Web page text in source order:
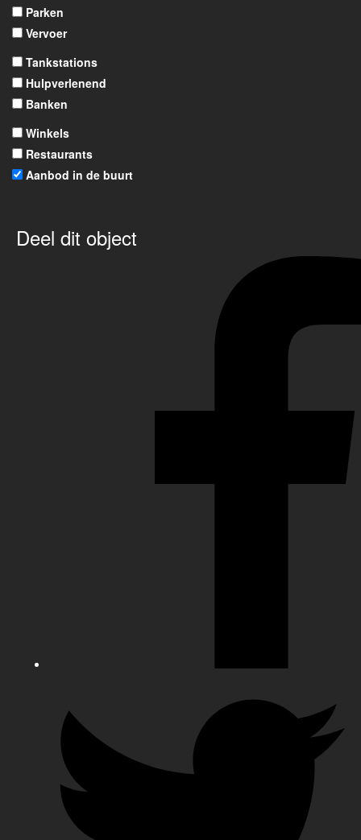
Parken
Vervoer
Tankstations
Hulpverlenend
Banken
Winkels
Restaurants
Aanbod in de buurt
Deel dit object